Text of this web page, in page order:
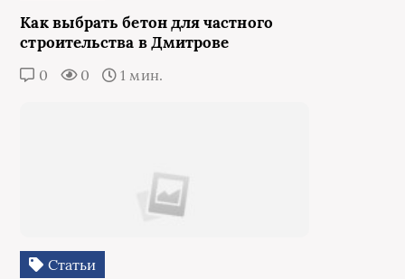
Как выбрать бетон для частного
строительства в Дмитрове
0 0 1 мин.
Статьи